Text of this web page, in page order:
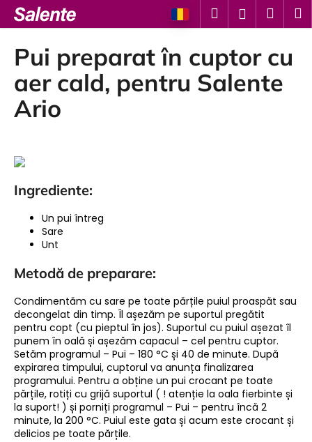
Treci
conținut
CăutareCoş
Pui preparat în cuptor cu
aer cald, pentru Salente
Ario
Ingrediente:
Un pui întreg
Sare
Unt
Metodă de preparare:
Condimentăm cu sare pe toate părțile puiul proaspăt sau
decongelat din timp. Îl așezăm pe suportul pregătit
pentru copt (cu pieptul în jos). Suportul cu puiul așezat îl
punem în oală și așezăm capacul – cel pentru cuptor.
Setăm programul – Pui – 180 °C și 40 de minute. După
expirarea timpului, cuptorul va anunța finalizarea
programului. Pentru a obține un pui crocant pe toate
părțile, rotiți cu grijă suportul ( ! atenție la oala fierbinte și
la suport! ) și porniți programul – Pui – pentru încă 2
minute, la 200 °C. Puiul este gata și acum este crocant și
delicios pe toate părțile.
o
C
e
c
t
a
CĂUTARE